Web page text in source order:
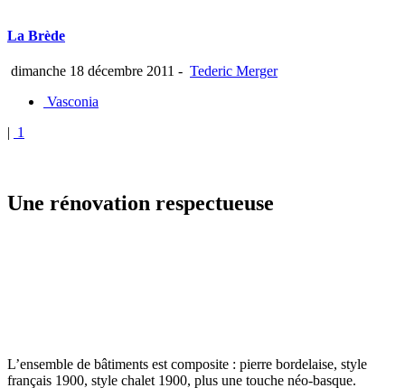
La Brède
dimanche 18 décembre 2011 - Tederic Merger
Vasconia
| 1
Une rénovation respectueuse
L’ensemble de bâtiments est composite : pierre bordelaise, style
français 1900, style chalet 1900, plus une touche néo-basque.